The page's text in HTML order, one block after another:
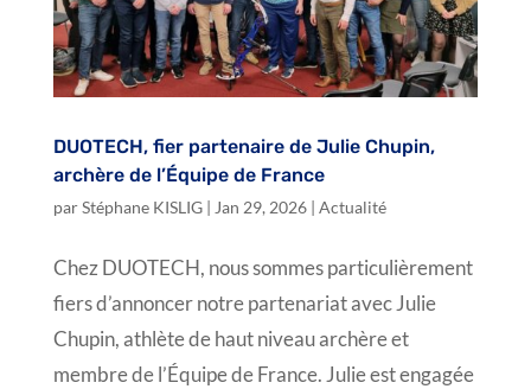
DUOTECH, fier partenaire de Julie Chupin,
archère de l’Équipe de France
parStéphane KISLIG| Jan 29, 2026| Actualité
Chez DUOTECH, nous sommes particulièrement
fiers d’annoncer notre partenariat avec Julie
Chupin, athlète de haut niveau archère et
membre de l’Équipe de France. Julie est engagée